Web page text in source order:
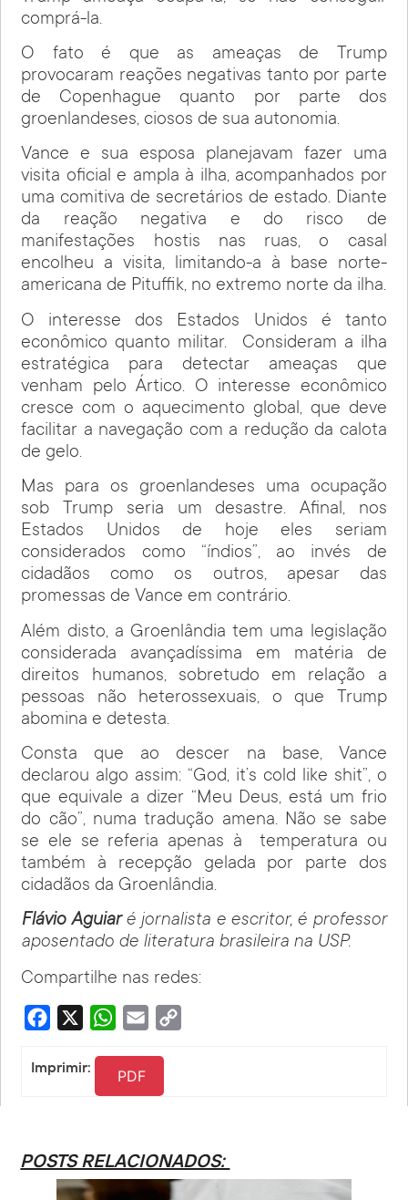
comprá-la.
O fato é que as ameaças de Trump
provocaram reações negativas tanto por parte
de Copenhague quanto por parte dos
groenlandeses, ciosos de sua autonomia.
Vance e sua esposa planejavam fazer uma
visita oficial e ampla à ilha, acompanhados por
uma comitiva de secretários de estado. Diante
da reação negativa e do risco de
manifestações hostis nas ruas, o casal
encolheu a visita, limitando-a à base norte-
americana de Pituffik, no extremo norte da ilha.
O interesse dos Estados Unidos é tanto
econômico quanto militar. Consideram a ilha
estratégica para detectar ameaças que
venham pelo Ártico. O interesse econômico
cresce com o aquecimento global, que deve
facilitar a navegação com a redução da calota
de gelo.
Mas para os groenlandeses uma ocupação
sob Trump seria um desastre. Afinal, nos
Estados Unidos de hoje eles seriam
considerados como “índios”, ao invés de
cidadãos como os outros, apesar das
promessas de Vance em contrário.
Além disto, a Groenlândia tem uma legislação
considerada avançadíssima em matéria de
direitos humanos, sobretudo em relação a
pessoas não heterossexuais, o que Trump
abomina e detesta.
Consta que ao descer na base, Vance
declarou algo assim: “God, it’s cold like shit”, o
que equivale a dizer “Meu Deus, está um frio
do cão”, numa tradução amena. Não se sabe
se ele se referia apenas à temperatura ou
também à recepção gelada por parte dos
cidadãos da Groenlândia.
Flávio Aguiaré jornalista e escritor, é professor
aposentado de literatura brasileira na USP.
Compartilhe nas redes:
Facebook WhatsApp
Email
Imprimir: PDF
POSTS RELACIONADOS: